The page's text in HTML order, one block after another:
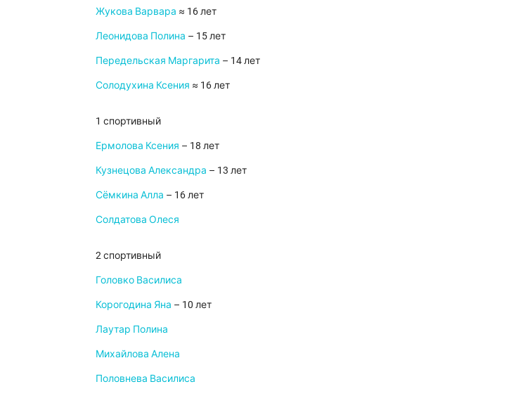
Жукова Варвара ≈ 16 лет
Леонидова Полина – 15 лет
Передельская Маргарита – 14 лет
Солодухина Ксения ≈ 16 лет
1 спортивный
Ермолова Ксения – 18 лет
Кузнецова Александра – 13 лет
Сёмкина Алла – 16 лет
Солдатова Олеся
2 спортивный
Головко Василиса
Корогодина Яна – 10 лет
Лаутар Полина
Михайлова Алена
Половнева Василиса